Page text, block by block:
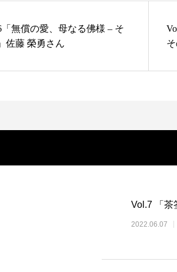
「無償の愛、母なる佛様 – そ
佐藤 榮勇さん
Vol.7 「茶
2022.06.07